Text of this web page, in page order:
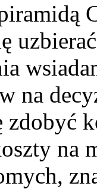
na
zdobyć
na